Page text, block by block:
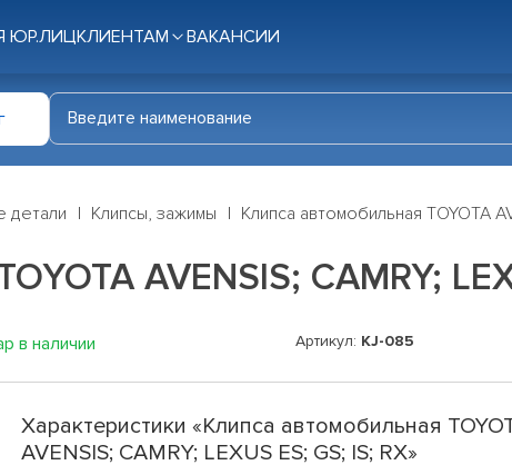
ЮР.ЛИЦКЛИЕНТАМ ВАКАНСИИ
детали Клипсы, зажимы Клипса автомобильная TOYOTA
AVENSIS; CAMRY;
в наличии Артикул: KJ-085
Характеристики «Клипса автомобильная
AVENSIS; CAMRY; LEXUS ES; GS; IS; RX»